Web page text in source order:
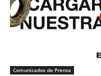
Comunicados de Prensa